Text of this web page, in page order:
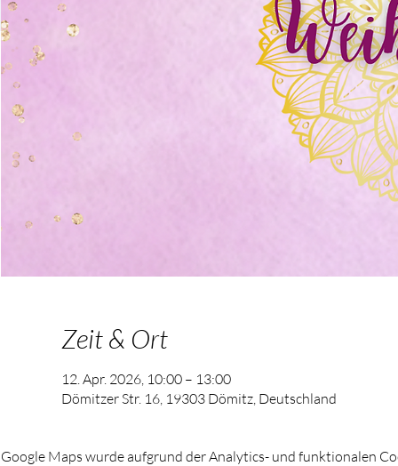
Zeit & Ort
12. Apr. 2026, 10:00 – 13:00
Dömitzer Str. 16, 19303 Dömitz, Deutschland
Google Maps wurde aufgrund der Analytics- und funktionalen